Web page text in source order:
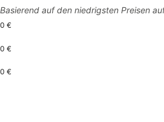
Basierend auf den niedrigsten Preisen
0 €
0 €
0 €